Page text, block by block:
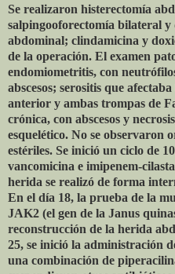
Se realizaron histerectomía
salpingooforectomía bilateral
abdominal; clindamicina y
de la operación. El examen
endomiometritis, con
abscesos; serositis que
anterior y ambas trompas de
crónica, con abscesos y
esquelético. No se observaron
estériles. Se inició un ciclo de
vancomicina e imipenem-
herida se realizó de forma
En el día 18, la prueba de la
JAK2 (el gen de la Janus
reconstrucción de la herida
25, se inició la administración
una combinación de